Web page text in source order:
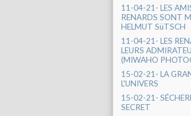
11-04-21- LES
RENARDS SONT
HELMUT SüTSCH
11-04-21- LES
LEURS
(MIWAHO
15-02-21- LA
L'UNIVERS
15-02-21-
SECRET